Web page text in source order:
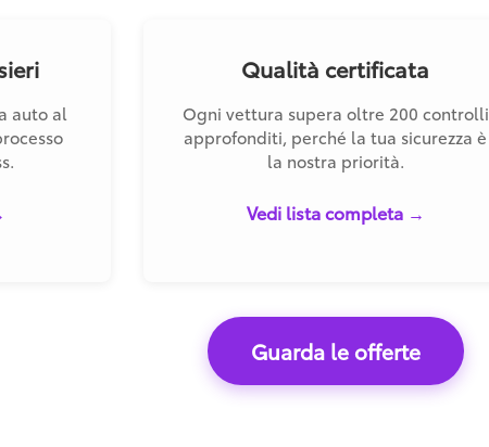
auto al
Qualità certificata
Ogni vettura supera oltre 200 controlli
approfonditi, perché la tua sicurezza è
la nostra priorità.
Vedi lista completa →
Guarda le offerte